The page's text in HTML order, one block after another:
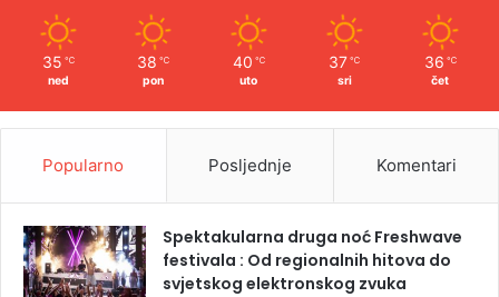
35 ℃
ned
38 ℃
pon
40 ℃
uto
37 ℃
sri
36 ℃
čet
Popularno Posljednje Komentari
Spektakularna druga noć Freshwave
festivala : Od regionalnih hitova do
svjetskog elektronskog zvuka